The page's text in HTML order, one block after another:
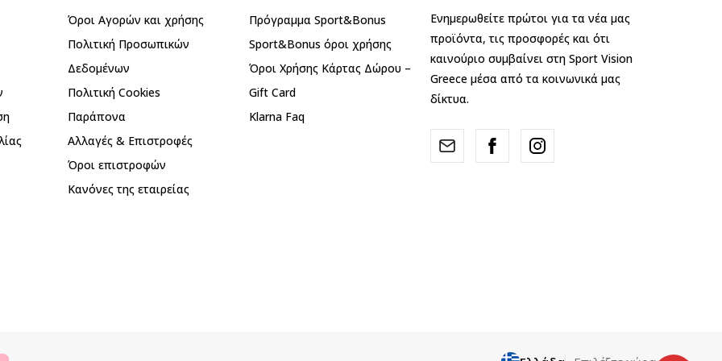
Όροι Αγορών και χρήσης
Πολιτική Προσωπικών
Δεδομένων
Πολιτική Cookies
Παράπονα
Αλλαγές & Επιστροφές
Όροι επιστροφών
Κανόνες της εταιρείας
Πρόγραμμα Sport&Bonus
Sport&Bonus όροι χρήσης
Όροι Χρήσης Κάρτας Δώρου –
Gift Card
Klarna Faq
Ενημερωθείτε πρώτοι για τα νέα μας
προϊόντα, τις προσφορές και ότι
καινούριο συμβαίνει στη Sport Vision
Greece μέσα από τα κοινωνικά μας
δίκτυα.